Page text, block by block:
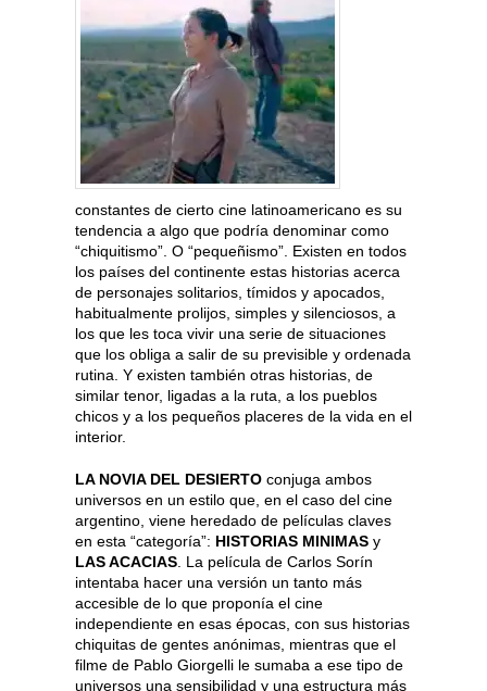
constantes de cierto cine latinoamericano es su
tendencia a algo que podría denominar como
“chiquitismo”. O “pequeñismo”. Existen en todos
los países del continente estas historias acerca
de personajes solitarios, tímidos y apocados,
habitualmente prolijos, simples y silenciosos, a
los que les toca vivir una serie de situaciones
que los obliga a salir de su previsible y ordenada
rutina. Y existen también otras historias, de
similar tenor, ligadas a la ruta, a los pueblos
chicos y a los pequeños placeres de la vida en el
interior.
LA NOVIA DEL DESIERTO conjuga ambos
universos en un estilo que, en el caso del cine
argentino, viene heredado de películas claves
en esta “categoría”: HISTORIAS MINIMAS y
LAS ACACIAS . La película de Carlos Sorín
intentaba hacer una versión un tanto más
accesible de lo que proponía el cine
independiente en esas épocas, con sus historias
chiquitas de gentes anónimas, mientras que el
filme de Pablo Giorgelli le sumaba a ese tipo de
universos una sensibilidad y una estructura más